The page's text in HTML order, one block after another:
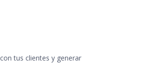
tus clientes y generar